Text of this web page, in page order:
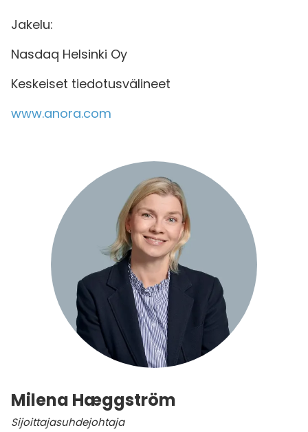
Jakelu:
Nasdaq Helsinki Oy
Keskeiset tiedotusvälineet
www.anora.com
Milena Hæggström
Sijoittajasuhdejohtaja